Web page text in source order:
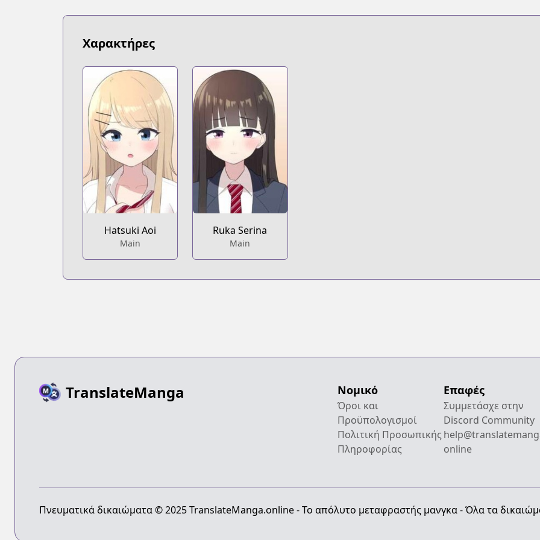
Book☆Walker
https://bookwalker.jp/series/438541
Χαρακτήρες
Hatsuki Aoi
Main
Ruka Serina
Main
TranslateManga Νομικό
Όροι και
Προϋπολογισμοί
Πολιτική Προσωπικής
Πληροφορίας
Επαφές
Συμμετάσχε στην
Discord Community
online
Πνευματικά δικαιώματα © 2025 TranslateManga.online - Το απόλυτο μεταφραστής μανγκα - Όλα τα